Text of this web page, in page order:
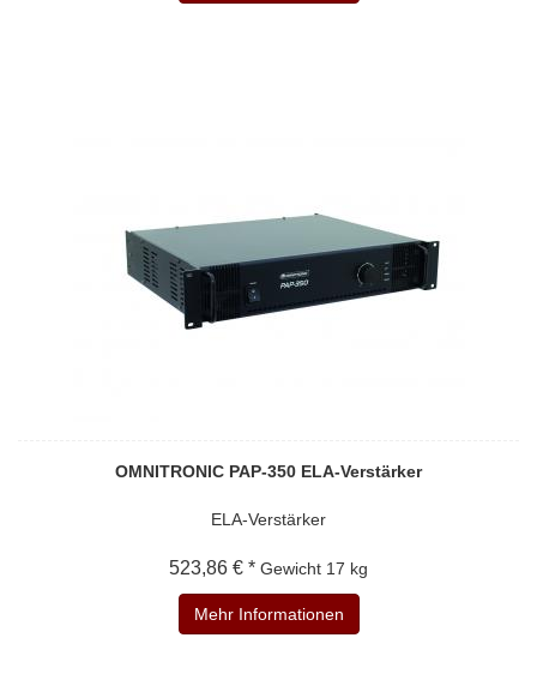
OMNITRONIC PAP-350 ELA-Verstärker
ELA-Verstärker
523,86 € * Gewicht 17 kg
Mehr Informationen